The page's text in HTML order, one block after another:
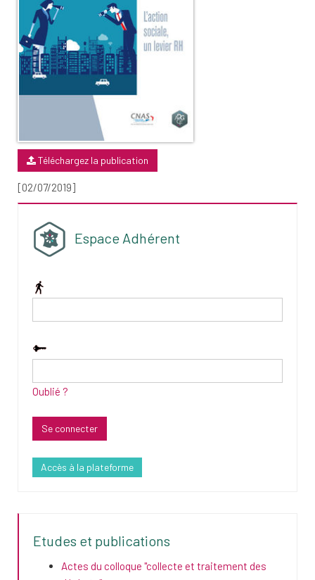
Téléchargez la publication
[02/07/2019]
Espace Adhérent
Oublié ?
Accès à la plateforme
Etudes et publications
Actes du colloque "collecte et traitement des